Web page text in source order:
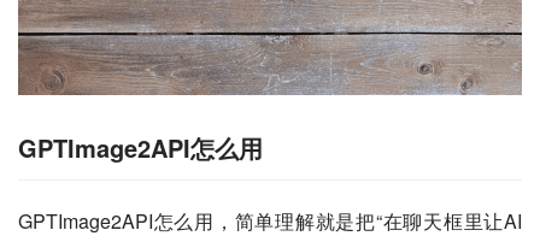
GPTImage2API怎么用
GPTImage2API怎么用，简单理解就是把“在聊天框里让AI